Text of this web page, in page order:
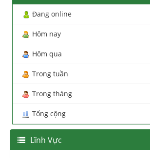
Đang online
Hôm nay
Hôm qua
Trong tuần
Trong tháng
Tổng cộng
Lĩnh Vực